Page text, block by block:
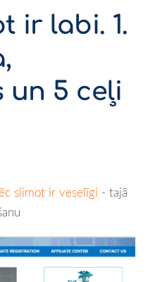
ir labi. 1.
un 5 ceļi
slimot ir veselīgi - tajā